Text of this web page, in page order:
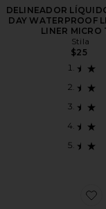
DELINEADOR
DAY WATERPROOF
LINER MICRO
Stila
$25